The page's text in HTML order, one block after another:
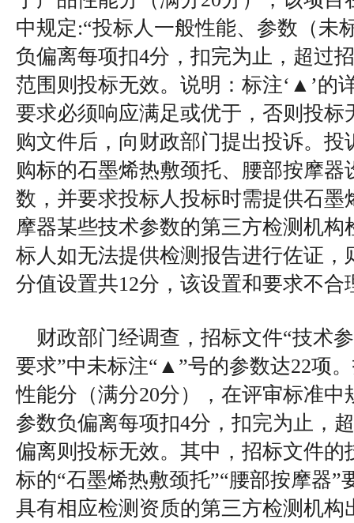
中规定:“投标人一般性能、参数（未
负偏离每项扣4分，扣完为止，超过
范围则投标无效。说明：标注‘▲’的
要求必须响应满足或优于，否则投标
购文件后，向财政部门提出投诉。投
购标的石墨烯热敷颈托、腰部按摩器
数，并要求投标人投标时需提供石墨
摩器某些技术参数的第三方检测机构
标人如无法提供检测报告进行佐证，
分值设置共12分，该设置和要求不合
财政部门经调查，招标文件“技术
要求”中未标注“▲”号的参数达22项
性能分（满分20分），在评审标准
参数负偏离每项扣4分，扣完为止，
偏离则投标无效。其中，招标文件的
标的“石墨烯热敷颈托”“腰部按摩器”
具有相应检测资质的第三方检测机构